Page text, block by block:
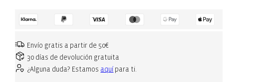
Envío gratis a partir de 50€
30 días de devolución gratuita
¿Alguna duda? Estamos aquí para ti.